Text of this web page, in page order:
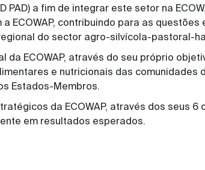
a fim de integrar este setor na
contribuindo para as
do sector agro-silvícola-pastoral-
da ECOWAP, através do seu próprio
e nutricionais das comunidades
Estados-Membros.
da ECOWAP, através dos seus
em resultados esperados.